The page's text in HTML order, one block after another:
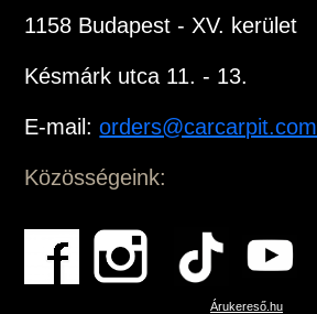
1158 Budapest - XV. kerület
Késmárk utca 11. - 13.
E-mail:orders@carcarpit.com
Közösségeink:
Árukereső.hu